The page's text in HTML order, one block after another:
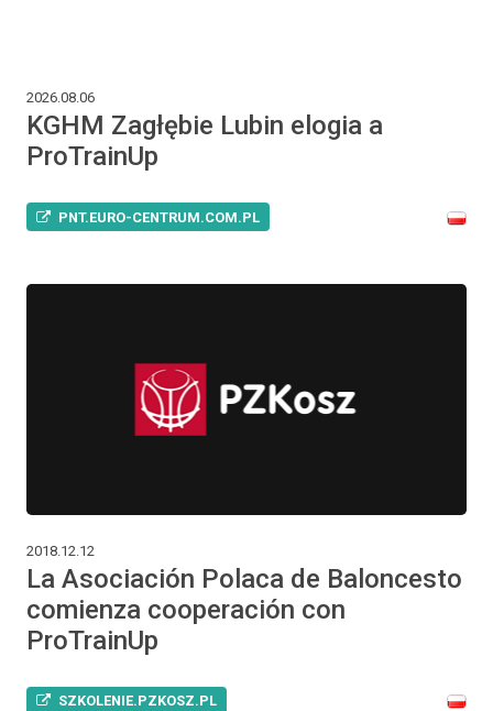
2026.08.06
KGHM Zagłębie Lubin elogia a
ProTrainUp
PNT.EURO-CENTRUM.COM.PL
2018.12.12
La Asociación Polaca de Baloncesto
comienza cooperación con
ProTrainUp
SZKOLENIE.PZKOSZ.PL